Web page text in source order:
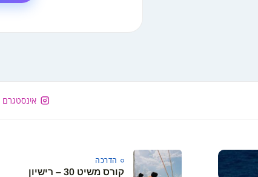
אינסטגרם
הדרכה
קורס משיט 30 – רישיון